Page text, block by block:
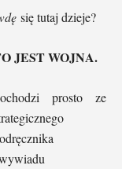
się tutaj dzieje?
JEST WOJNA.
prosto ze